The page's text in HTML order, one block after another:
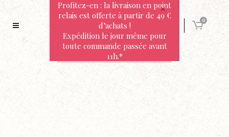
0
Profitez-en : la livraison en point
relais est offerte à partir de 49 €
d’achats !
Expédition le jour même pour
toute commande passée avant
11h.*